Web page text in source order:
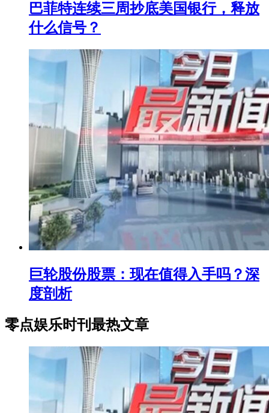
巴菲特连续三周抄底美国银行，释放
什么信号？
巨轮股份股票：现在值得入手吗？深
度剖析
零点娱乐时刊最热文章